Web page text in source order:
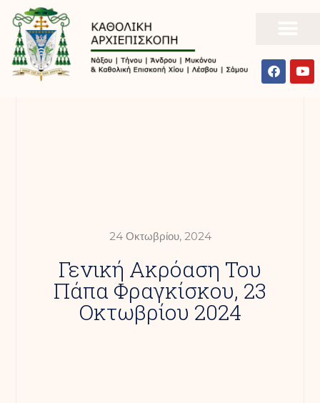
24 Οκτωβρίου, 2024
Γενική Ακρόαση Του
Πάπα Φραγκίσκου, 23
Οκτωβρίου 2024